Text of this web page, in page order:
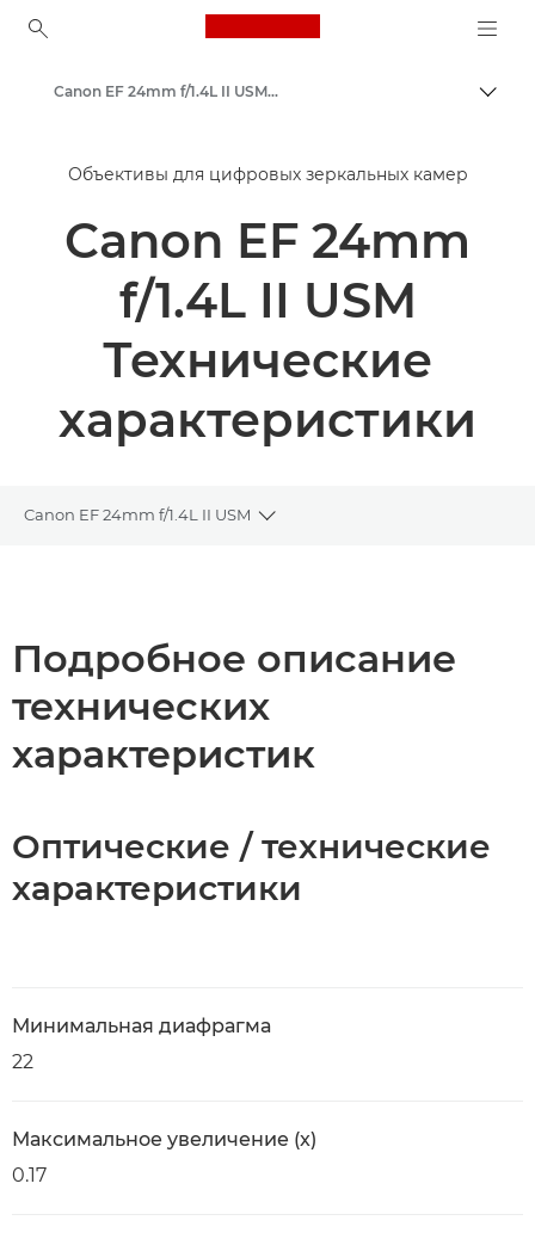
Canon Logo, back to
Объективы для камер Canon
Canon EF 24mm f/1.4L II USM - Объективы - Камера и фотообъективы
Объективы для цифровых зеркальных камер
Canon EF 24mm
f/1.4L II USM
Технические
характеристики
Canon EF 24mm f/1.4L II USM
Toggle breadcrumbs
Подробное описание
технических
характеристик
Оптические / технические
характеристики
Минимальная диафрагма
22
Максимальное увеличение (x)
0.17